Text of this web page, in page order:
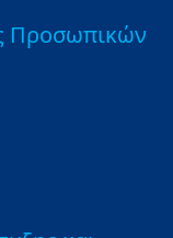
Προσωπικών